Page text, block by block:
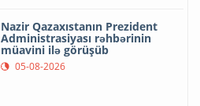
Nazir Qazaxıstanın Prezident
Administrasiyası rəhbərinin
müavini ilə görüşüb
05-08-2026